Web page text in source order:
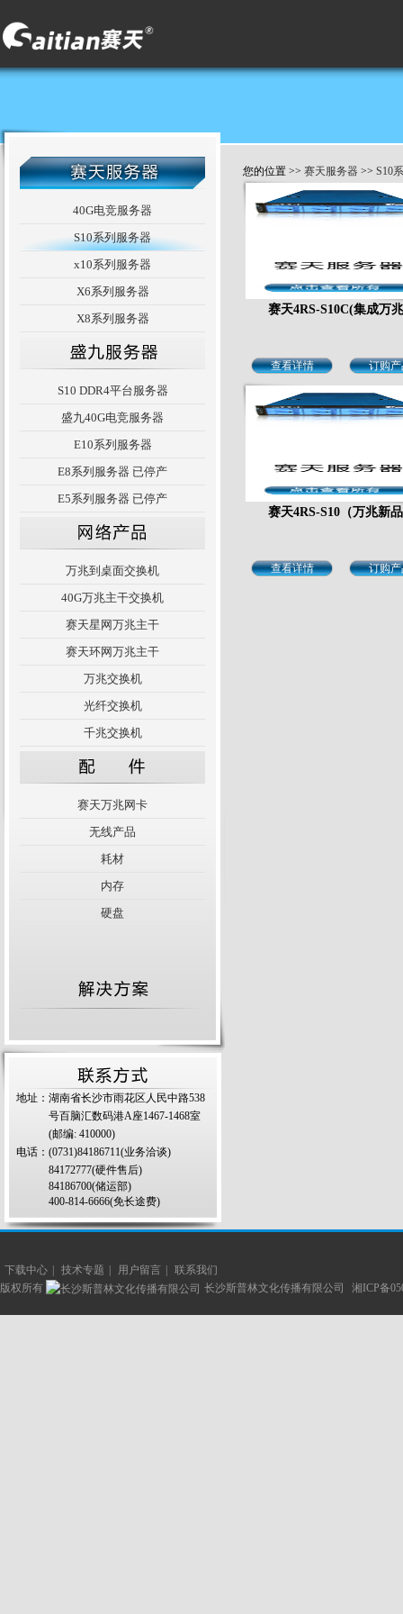
40G电竞服务器
S10系列服务器
x10系列服务器
X6系列服务器
X8系列服务器
S10 DDR4平台服务器
盛九40G电竞服务器
E10系列服务器
E8系列服务器 已停产
E5系列服务器 已停产
万兆到桌面交换机
40G万兆主干交换机
赛天星网万兆主干
赛天环网万兆主干
万兆交换机
光纤交换机
千兆交换机
赛天万兆网卡
无线产品
耗材
内存
硬盘
地址：湖南省长沙市雨花区人民中路538
号百脑汇数码港A座1467-1468室
(邮编: 410000)
电话：(0731)84186711(业务洽谈)
84172777(硬件售后)
84186700(储运部)
400-814-6666(免长途费)
您的位置 >> 赛天服务器 >> S10
赛天4RS-S10C(集成万
查看详情 订购产
赛天4RS-S10（万兆新
查看详情 订购产
下载中心 技术专题 用户留言
联系我们
版权所有
长沙斯普林文化传播有限公司 湘ICP备